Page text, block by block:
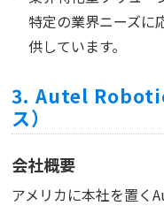
特定の業界ニーズに
供しています。
3. Autel
ス）
会社概要
アメリカに本社を置く